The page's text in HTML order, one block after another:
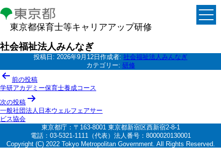
東京都保育士等キャリアアップ研修
社会福祉法人みんなぎ
投稿日: 2026年9月12日 作成者: 社会福祉法人みんなぎ
カテゴリー: 研修
投
稿
ナ
ビ
ゲ
ー
前の投稿
学研アカデミー保育士養成コース
次の投稿
一般社団法人日本ウェルフェアサー
ビス協会
東京都庁：〒163-8001 東京都新宿区西新宿2-8-1
電話：03-5321-1111（代表）法人番号：8000020130001
Copyright (C) 2022 Tokyo Metropolitan Government. All Rights Reserved.